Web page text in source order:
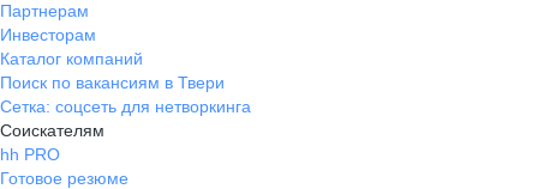
Партнерам
Инвесторам
Каталог компаний
Поиск по вакансиям в Твери
Сетка: соцсеть для нетворкинга
Соискателям
hh PRO
Готовое резюме